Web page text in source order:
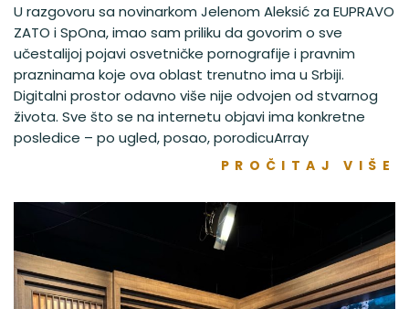
U razgovoru sa novinarkom Jelenom Aleksić za EUPRAVO
ZATO i SpOna, imao sam priliku da govorim o sve
učestalijoj pojavi osvetničke pornografije i pravnim
prazninama koje ova oblast trenutno ima u Srbiji.
Digitalni prostor odavno više nije odvojen od stvarnog
života. Sve što se na internetu objavi ima konkretne
posledice – po ugled, posao, porodicuArray
PROČITAJ VIŠE